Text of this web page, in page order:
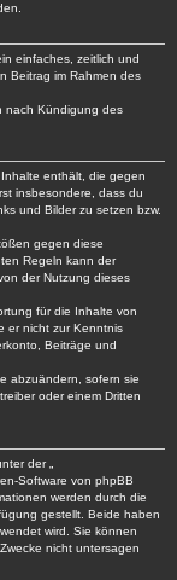
einfaches, zeitlich und
Beitrag im Rahmen des
nach Kündigung des
enthält, die gegen
insbesondere, dass du
und Bilder zu setzen bzw.
gegen diese
Regeln kann der
der Nutzung dieses
für die Inhalte von
er nicht zur Kenntnis
Beiträge und
abzuändern, sofern sie
oder einem Dritten
der „
Software von phpBB
werden durch die
gestellt. Beide haben
wird. Sie können
nicht untersagen